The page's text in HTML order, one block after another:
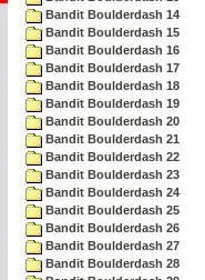
Bandit Boulderdash 14
Bandit Boulderdash 15
Bandit Boulderdash 16
Bandit Boulderdash 17
Bandit Boulderdash 18
Bandit Boulderdash 19
Bandit Boulderdash 20
Bandit Boulderdash 21
Bandit Boulderdash 22
Bandit Boulderdash 23
Bandit Boulderdash 24
Bandit Boulderdash 25
Bandit Boulderdash 26
Bandit Boulderdash 27
Bandit Boulderdash 28